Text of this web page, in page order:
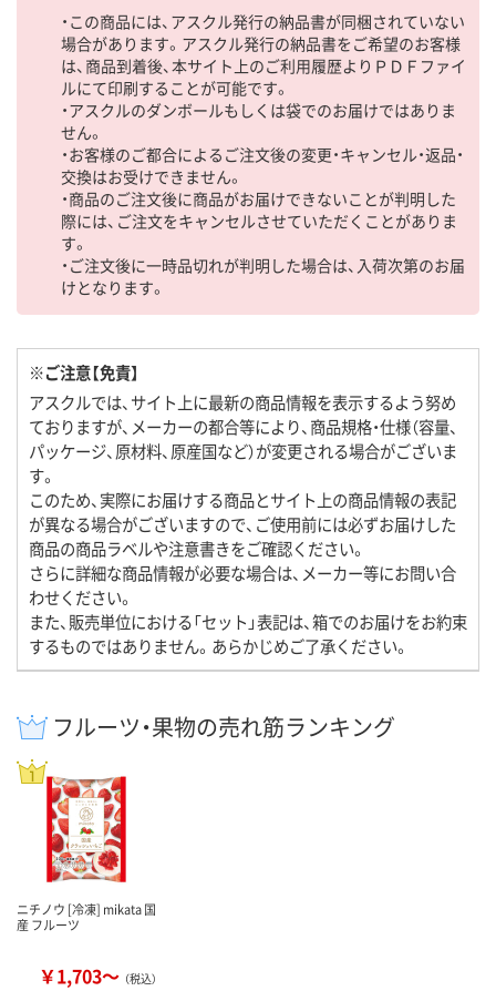
・この商品には、アスクル発行の納品書が同梱されていない
場合があります。アスクル発行の納品書をご希望のお客様
は、商品到着後、本サイト上のご利用履歴よりＰＤＦファイ
ルにて印刷することが可能です。
・アスクルのダンボールもしくは袋でのお届けではありま
せん。
・お客様のご都合によるご注文後の変更・キャンセル・返品・
交換はお受けできません。
・商品のご注文後に商品がお届けできないことが判明した
際には、ご注文をキャンセルさせていただくことがありま
す。
・ご注文後に一時品切れが判明した場合は、入荷次第のお届
けとなります。
※ご注意【免責】
アスクルでは、サイト上に最新の商品情報を表示するよう努め
ておりますが、メーカーの都合等により、商品規格・仕様（容量、
パッケージ、原材料、原産国など）が変更される場合がございま
す。
このため、実際にお届けする商品とサイト上の商品情報の表記
が異なる場合がございますので、ご使用前には必ずお届けした
商品の商品ラベルや注意書きをご確認ください。
さらに詳細な商品情報が必要な場合は、メーカー等にお問い合
わせください。
また、販売単位における「セット」表記は、箱でのお届けをお約束
するものではありません。あらかじめご了承ください。
フルーツ・果物の売れ筋ランキング
ニチノウ [冷凍] mikata 国
産 フルーツ
￥1,703～ （税込）